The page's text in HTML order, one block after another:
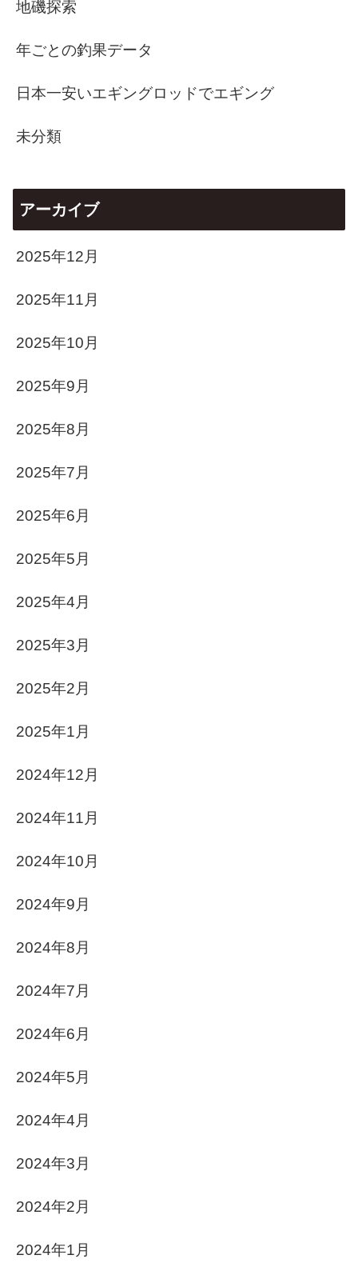
地磯探索
年ごとの釣果データ
日本一安いエギングロッドでエギング
未分類
アーカイブ
2025年12月
2025年11月
2025年10月
2025年9月
2025年8月
2025年7月
2025年6月
2025年5月
2025年4月
2025年3月
2025年2月
2025年1月
2024年12月
2024年11月
2024年10月
2024年9月
2024年8月
2024年7月
2024年6月
2024年5月
2024年4月
2024年3月
2024年2月
2024年1月